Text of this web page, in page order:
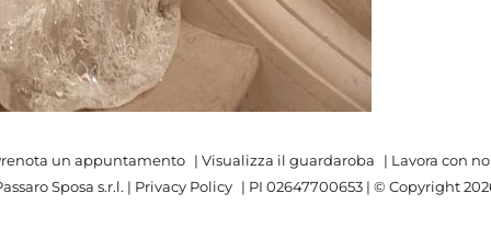
un appuntamento | Visualizza il guardaroba | Lavora con
Sposa s.r.l. | Privacy Policy | PI 02647700653 | © Copyright